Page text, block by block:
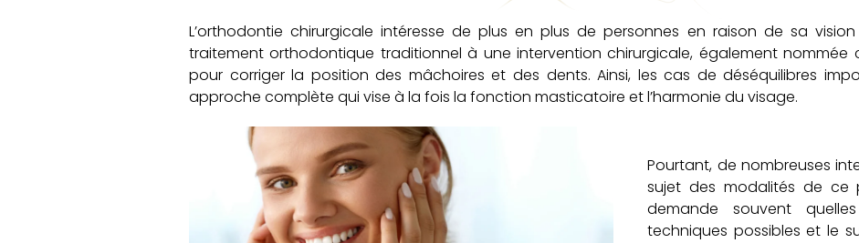
L’orthodontie chirurgicale intéresse de plus en plus de personnes en raison de sa
traitement orthodontique traditionnel à une intervention chirurgicale, également nommée
pour corriger la position des mâchoires et des dents. Ainsi, les cas de déséquilibres
approche complète qui vise à la fois la fonction masticatoire et l’harmonie du visage.
Pourtant, de nombreuses
sujet des modalités de ce
demande souvent
techniques possibles et le